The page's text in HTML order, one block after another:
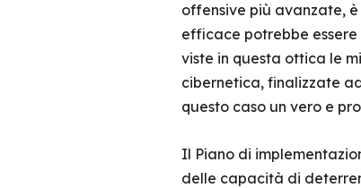
offensive più avanzate,
efficace potrebbe essere
viste in questa ottica le
cibernetica, finalizzate
questo caso un vero e
Il Piano di
delle capacità di